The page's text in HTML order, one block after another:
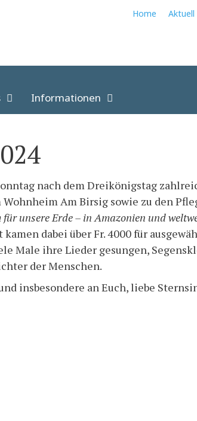
Home Aktuell
Informationen
nach dem Dreikönigstag
Am Birsig sowie zu den
für unsere Erde – in Amazonien und
dabei über Fr. 4000 für
Male ihre Lieder gesungen,
der Menschen.
insbesondere an Euch, liebe